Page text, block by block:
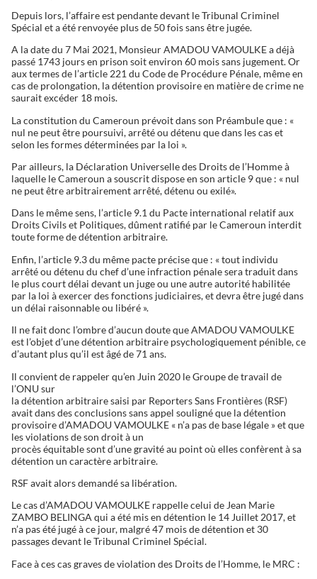
Depuis lors, l’affaire est pendante devant le Tribunal Criminel
Spécial et a été renvoyée plus de 50 fois sans être jugée.
A la date du 7 Mai 2021, Monsieur AMADOU VAMOULKE a déjà
passé 1743 jours en prison soit environ 60 mois sans jugement. Or
aux termes de l’article 221 du Code de Procédure Pénale, même en
cas de prolongation, la détention provisoire en matière de crime ne
saurait excéder 18 mois.
La constitution du Cameroun prévoit dans son Préambule que : «
nul ne peut être poursuivi, arrêté ou détenu que dans les cas et
selon les formes déterminées par la loi ».
Par ailleurs, la Déclaration Universelle des Droits de l’Homme à
laquelle le Cameroun a souscrit dispose en son article 9 que : « nul
ne peut être arbitrairement arrêté, détenu ou exilé».
Dans le même sens, l’article 9.1 du Pacte international relatif aux
Droits Civils et Politiques, dûment ratifié par le Cameroun interdit
toute forme de détention arbitraire.
Enfin, l’article 9.3 du même pacte précise que : « tout individu
arrêté ou détenu du chef d’une infraction pénale sera traduit dans
le plus court délai devant un juge ou une autre autorité habilitée
par la loi à exercer des fonctions judiciaires, et devra être jugé dans
un délai raisonnable ou libéré ».
Il ne fait donc l’ombre d’aucun doute que AMADOU VAMOULKE
est l’objet d’une détention arbitraire psychologiquement pénible, ce
d’autant plus qu’il est âgé de 71 ans.
Il convient de rappeler qu’en Juin 2020 le Groupe de travail de
l’ONU sur
la détention arbitraire saisi par Reporters Sans Frontières (RSF)
avait dans des conclusions sans appel souligné que la détention
provisoire d’AMADOU VAMOULKE « n’a pas de base légale » et que
les violations de son droit à un
procès équitable sont d’une gravité au point où elles confèrent à sa
détention un caractère arbitraire.
RSF avait alors demandé sa libération.
Le cas d’AMADOU VAMOULKE rappelle celui de Jean Marie
ZAMBO BELINGA qui a été mis en détention le 14 Juillet 2017, et
n’a pas été jugé à ce jour, malgré 47 mois de détention et 30
passages devant le Tribunal Criminel Spécial.
Face à ces cas graves de violation des Droits de l’Homme, le MRC :